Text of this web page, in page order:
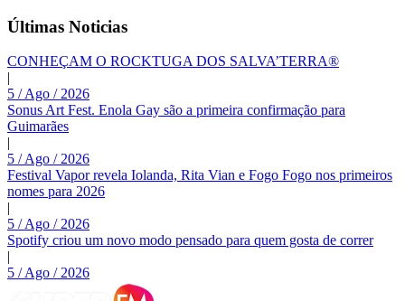
Últimas Noticias
CONHEÇAM O ROCKTUGA DOS SALVA’TERRA®
|
5 / Ago / 2026
Sonus Art Fest. Enola Gay são a primeira confirmação para
Guimarães
|
5 / Ago / 2026
Festival Vapor revela Iolanda, Rita Vian e Fogo Fogo nos primeiros
nomes para 2026
|
5 / Ago / 2026
Spotify criou um novo modo pensado para quem gosta de correr
|
5 / Ago / 2026